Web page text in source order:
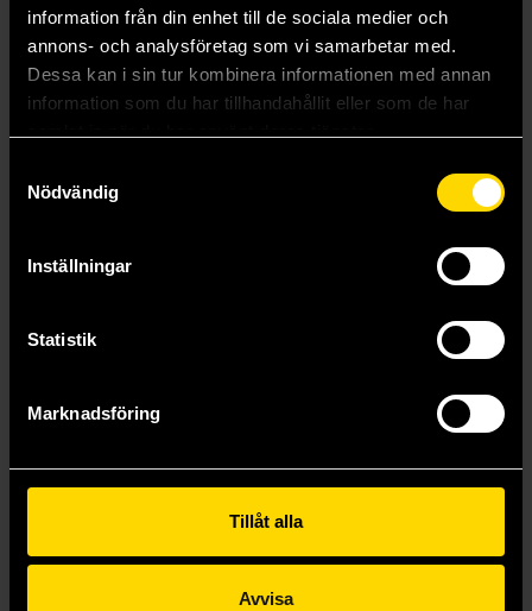
information från din enhet till de sociala medier och
annons- och analysföretag som vi samarbetar med.
Dessa kan i sin tur kombinera informationen med annan
information som du har tillhandahållit eller som de har
Nödvändig
Inställningar
Statistik
Marknadsföring
Tillåt alla
Avvisa
Maj 2026
Böckerna och spelen som snart blir film (om
stjärnorna står rätt)
Maj 2026Soloäventyr – Vi tipsar om några bokspelsfavoriter
Visa fler
Takashi Nagasaki Naoki Urasawa
279 kr